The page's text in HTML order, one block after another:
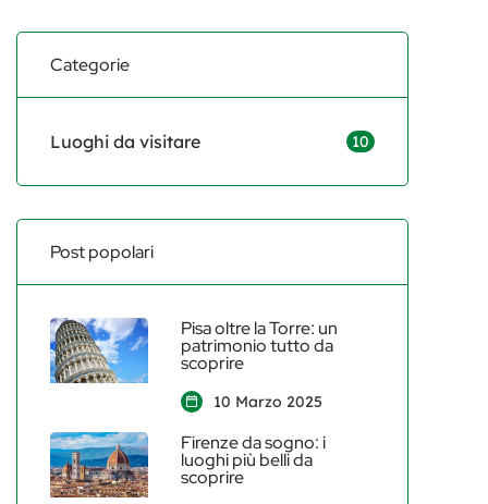
sussurrando tra i suoi vicoli e […]
Categorie
Luoghi da visitare 10
Post popolari
Pisa oltre la Torre: un
patrimonio tutto da
scoprire
10 Marzo 2025
Firenze da sogno: i
luoghi più belli da
scoprire